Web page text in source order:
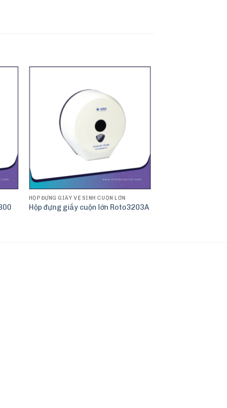
HỘP ĐỰNG GIẤY VỆ SINH CUỘN LỚN
Hộp đựng giấy cuộn lớn Roto3203A